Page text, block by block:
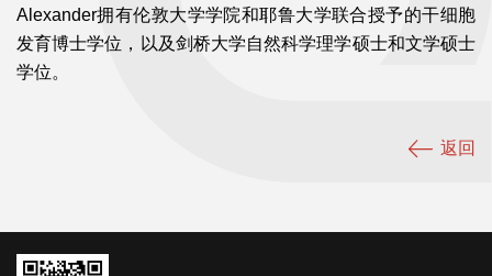
Alexander拥有伦敦大学学院和耶鲁大学联合授予的干细胞
发育博士学位，以及剑桥大学自然科学理学硕士和文学硕士
学位。
返回